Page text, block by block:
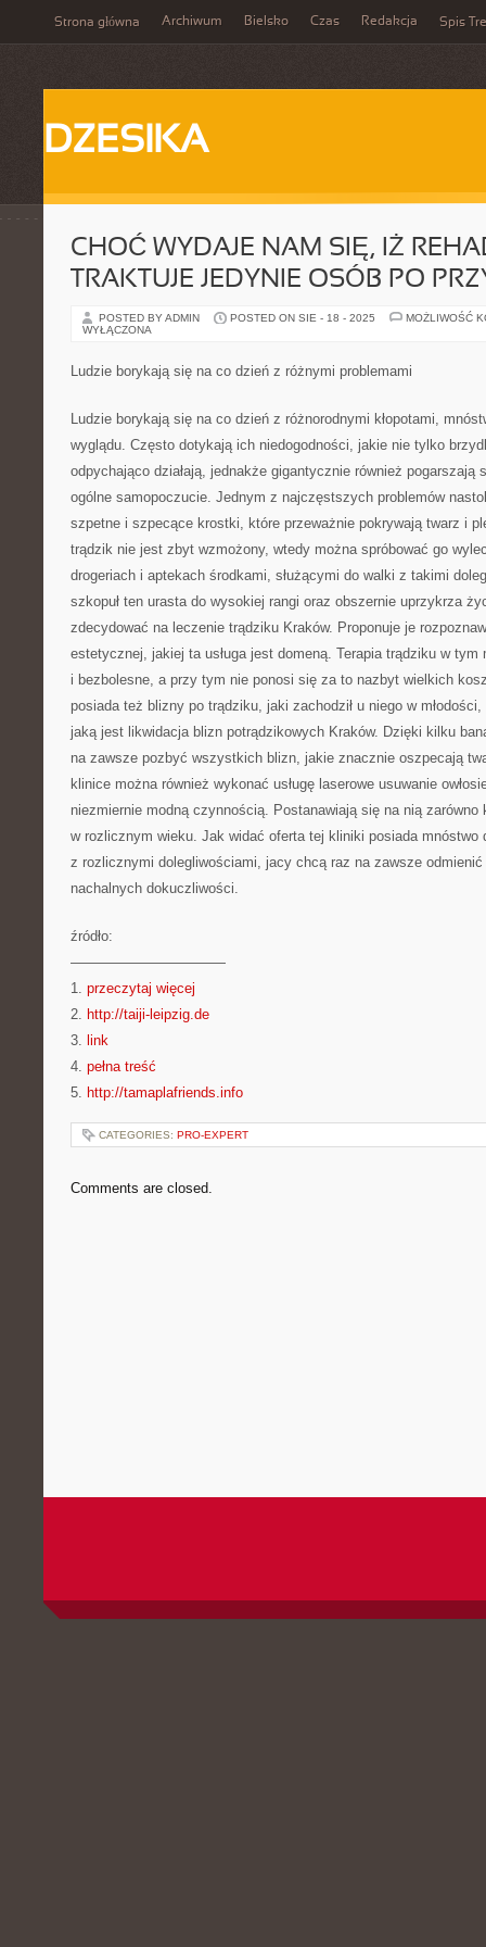
Strona główna Archiwum Bielsko Czas Redakcja Spis
DZESIKA
CHOĆ WYDAJE NAM SIĘ, IŻ
TRAKTUJE JEDYNIE OSÓB PO
POSTED BY ADMIN POSTED ON SIE - 18 - 2025
MOŻLIWOŚĆ
WYŁĄCZONA
Ludzie borykają się na co dzień z różnymi problemami
Ludzie borykają się na co dzień z różnorodnymi kłopotami,
wyglądu. Często dotykają ich niedogodności, jakie nie tylko
odpychająco działają, jednakże gigantycznie również pogarszają
ogólne samopoczucie. Jednym z najczęstszych problemów
szpetne i szpecące krostki, które przeważnie pokrywają twarz i
trądzik nie jest zbyt wzmożony, wtedy można spróbować go
drogeriach i aptekach środkami, służącymi do walki z takimi
szkopuł ten urasta do wysokiej rangi oraz obszernie uprzykrza
zdecydować na leczenie trądziku Kraków. Proponuje je
estetycznej, jakiej ta usługa jest domeną. Terapia trądziku w
i bezbolesne, a przy tym nie ponosi się za to nazbyt wielkich
posiada też blizny po trądziku, jaki zachodził u niego w
jaką jest likwidacja blizn potrądzikowych Kraków. Dzięki kilku
na zawsze pozbyć wszystkich blizn, jakie znacznie oszpecają
klinice można również wykonać usługę laserowe usuwanie
niezmiernie modną czynnością. Postanawiają się na nią
w rozlicznym wieku. Jak widać oferta tej kliniki posiada mnóstwo
z rozlicznymi dolegliwościami, jacy chcą raz na zawsze
nachalnych dokuczliwości.
źródło:
———————————
1. przeczytaj więcej
2. http://taiji-leipzig.de
3. link
4. pełna treść
5. http://tamaplafriends.info
CATEGORIES: PRO-EXPERT
Comments are closed.